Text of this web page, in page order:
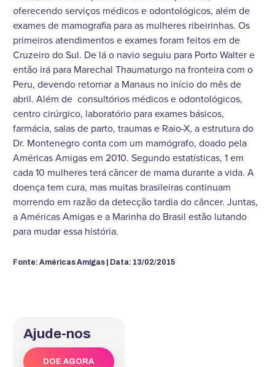
oferecendo serviços médicos e odontológicos, além de
exames de mamografia para as mulheres ribeirinhas. Os
primeiros atendimentos e exames foram feitos em de
Cruzeiro do Sul. De lá o navio seguiu para Porto Walter e
então irá para Marechal Thaumaturgo na fronteira com o
Peru, devendo retornar a Manaus no início do mês de
abril. Além de consultórios médicos e odontológicos,
centro cirúrgico, laboratório para exames básicos,
farmácia, salas de parto, traumas e Raio-X, a estrutura do
Dr. Montenegro conta com um mamógrafo, doado pela
Américas Amigas em 2010. Segundo estatísticas, 1 em
cada 10 mulheres terá câncer de mama durante a vida. A
doença tem cura, mas muitas brasileiras continuam
morrendo em razão da detecção tardia do câncer. Juntas,
a Américas Amigas e a Marinha do Brasil estão lutando
para mudar essa história.
Fonte: Américas Amigas | Data: 13/02/2015
Ajude-nos
DOE AGORA